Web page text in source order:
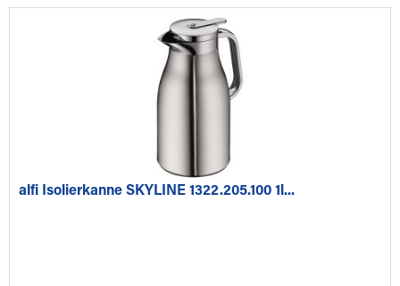
alfi Isolierkanne SKYLINE 1322.205.100 1l...